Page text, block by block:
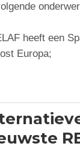
heeft een
Europa;